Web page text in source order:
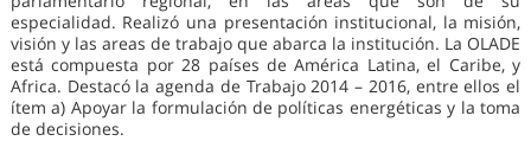
especialidad. Realizó una presentación institucional, la misión,
visión y las areas de trabajo que abarca la institución. La OLADE
está compuesta por 28 países de América Latina, el Caribe, y
Africa. Destacó la agenda de Trabajo 2014 – 2016, entre ellos el
ítem a) Apoyar la formulación de políticas energéticas y la toma
de decisiones.